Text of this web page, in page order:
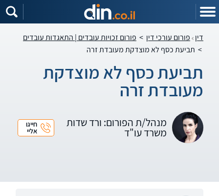
דין פורום עורכי דין > פורום זכויות עובדים | התאגדות עובדים
> תביעת כסף לא מוצדקת מעובדת זרה
תביעת כסף לא מוצדקת
מעובדת זרה
מנהל/ת הפורום: ורד שדות
משרד עו"ד
חייגו
אליי